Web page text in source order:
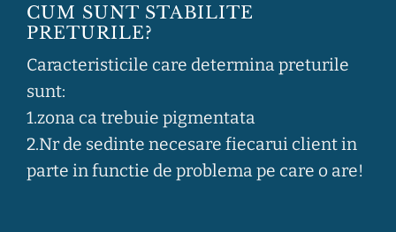
CUM SUNT STABILITE
PRETURILE?
Caracteristicile care determina preturile
sunt:
1.zona ca trebuie pigmentata
2.Nr de sedinte necesare fiecarui client in
parte in functie de problema pe care o are!